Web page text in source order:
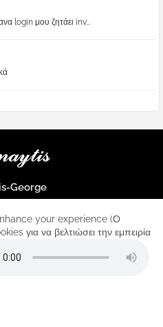
login μου ζητάει inv...
George
για κάθε iphone
...
your experience (Ο
για να βελτιώσει την εμπειρία